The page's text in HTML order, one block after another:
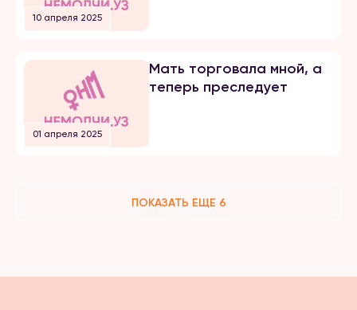
10 апреля 2025
01 апреля 2025
Мать торговала мной, а
теперь преследует
ПОКАЗАТЬ ЕЩЕ 6